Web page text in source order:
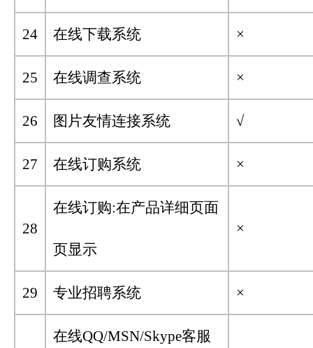
24 在线下载系统 ×
25 在线调查系统 ×
26 图片友情连接系统 √
27 在线订购系统 ×
28
在线订购:在产品详细页面
页显示
×
29 专业招聘系统 ×
在线QQ/MSN/Skype客服